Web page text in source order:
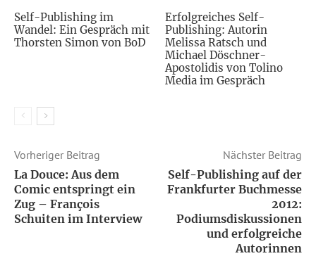
Self-Publishing im
Wandel: Ein Gespräch mit
Thorsten Simon von BoD
Erfolgreiches Self-
Publishing: Autorin
Melissa Ratsch und
Michael Döschner-
Apostolidis von Tolino
Media im Gespräch
Vorheriger Beitrag
La Douce: Aus dem
Comic entspringt ein
Zug – François
Schuiten im Interview
Nächster Beitrag
Self-Publishing auf der
Frankfurter Buchmesse
2012:
Podiumsdiskussionen
und erfolgreiche
Autorinnen